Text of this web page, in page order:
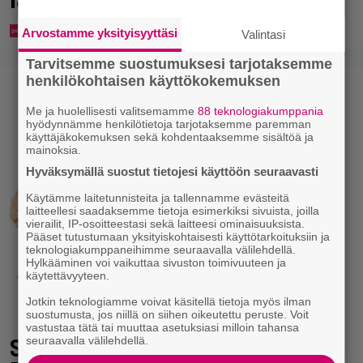
Seiska: Laulaja Frederik lyttäsi
Arvostamme yksityisyyttäsi Valintasi
Tarvitsemme suostumuksesi tarjotaksemme
henkilökohtaisen käyttökokemuksen
Me ja huolellisesti valitsemamme88 teknologiakumppania
hyödynnämme henkilötietoja tarjotaksemme paremman
käyttäjäkokemuksen sekä kohdentaaksemme sisältöä ja
mainoksia.
Hyväksymällä suostut tietojesi käyttöön seuraavasti
Käytämme laitetunnisteita ja tallennamme evästeitä
laitteellesi saadaksemme tietoja esimerkiksi sivuista, joilla
vierailit, IP-osoitteestasi sekä laitteesi ominaisuuksista.
Pääset tutustumaan yksityiskohtaisesti käyttötarkoituksiin ja
teknologiakumppaneihimme seuraavalla välilehdellä.
Hylkääminen voi vaikuttaa sivuston toimivuuteen ja
käytettävyyteen.
Jotkin teknologiamme voivat käsitellä tietoja myös ilman
suostumusta, jos niillä on siihen oikeutettu peruste. Voit
vastustaa tätä tai muuttaa asetuksiasi milloin tahansa
seuraavalla välilehdellä.